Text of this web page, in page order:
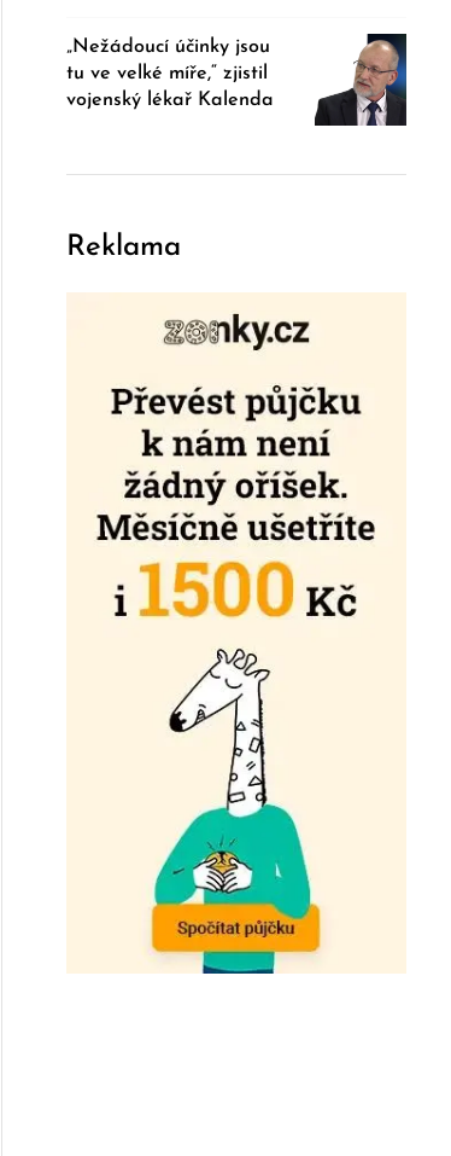
„Nežádoucí účinky jsou
tu ve velké míře,“ zjistil
vojenský lékař Kalenda
Reklama